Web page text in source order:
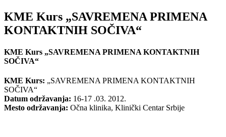
KME Kurs „SAVREMENA PRIMENA
KONTAKTNIH SOČIVA“
KME Kurs „SAVREMENA PRIMENA KONTAKTNIH
SOČIVA“
KME Kurs: „SAVREMENA PRIMENA KONTAKTNIH
SOČIVA“
Datum održavanja: 16-17 .03. 2012.
Mesto održavanja: Očna klinika, Klinički Centar Srbije